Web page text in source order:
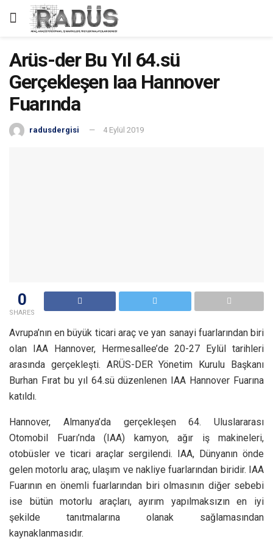
Arüs-der Bu Yıl 64.sü
Gerçekleşen Iaa Hannover
Fuarında
radusdergisi 4 Eylül 2019
0
SHARES
Avrupa’nın en büyük ticari araç ve yan sanayi fuarlarından biri
olan IAA Hannover, Hermesallee’de 20-27 Eylül tarihleri
arasında gerçekleşti. ARÜS-DER Yönetim Kurulu Başkanı
Burhan Fırat bu yıl 64.sü düzenlenen IAA Hannover Fuarına
katıldı.
Hannover, Almanya’da gerçekleşen 64. Uluslararası
Otomobil Fuarı’nda (IAA) kamyon, ağır iş makineleri,
otobüsler ve ticari araçlar sergilendi. IAA, Dünyanın önde
gelen motorlu araç, ulaşım ve nakliye fuarlarından biridir. IAA
Fuarının en önemli fuarlarından biri olmasının diğer sebebi
ise bütün motorlu araçları, ayırım yapılmaksızın en iyi
şekilde tanıtmalarına olanak sağlamasından
kaynaklanmasıdır.